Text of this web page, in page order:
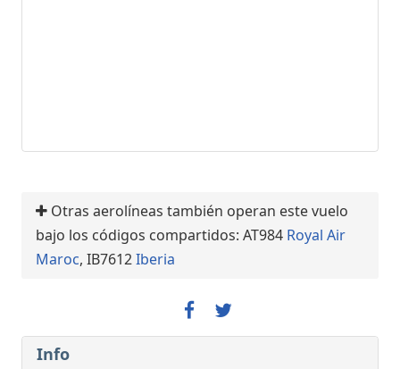
Otras aerolíneas también operan este vuelo
bajo los códigos compartidos: AT984 Royal Air
Maroc, IB7612Iberia
Info